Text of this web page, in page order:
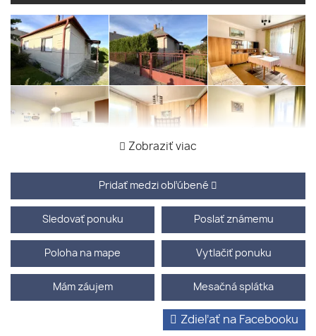
Zobraziť viac
Pridať medzi obľúbené
Sledovať ponuku Poslať známemu
Poloha na mape Vytlačiť ponuku
Mám záujem Mesačná splátka
Zdieľať na Facebooku